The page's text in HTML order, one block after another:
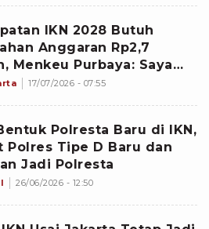
IKN 2028 Butuh
Anggaran Rp2,7
Menkeu Purbaya: Saya
17/07/2026 - 07:55
Polresta Baru di IKN,
Polres Tipe D Baru dan
Jadi Polresta
26/06/2026 - 12:50